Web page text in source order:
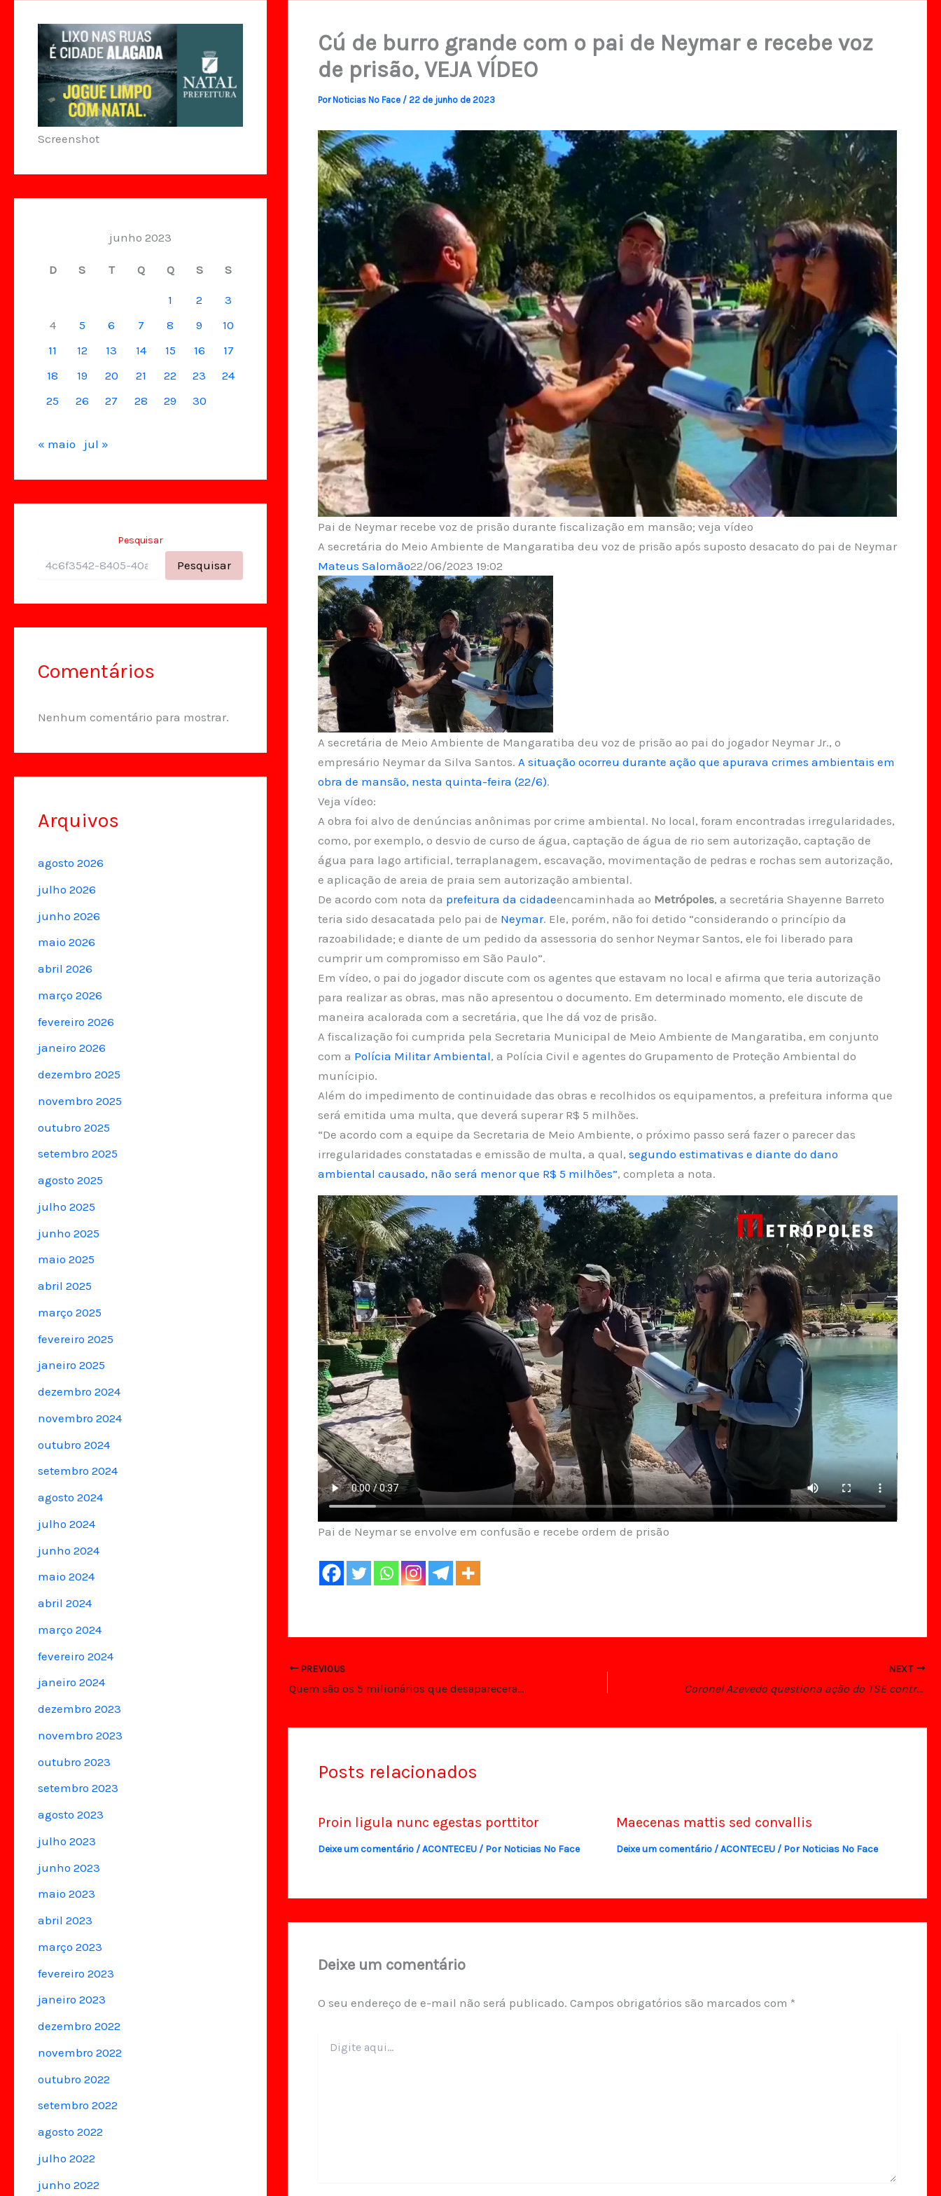
Screenshot
junho 2023
D S T Q Q S S
1 2
3
4
5 6 7 8 9
10
11
12 13 14 15 16
17
18
19 20 21 22 23
24
25
26 27 28 29 30
« maio jul »
Pesquisar
Pesquisar
Comentários
Nenhum comentário para mostrar.
Arquivos
agosto 2026
julho 2026
junho 2026
maio 2026
abril 2026
março 2026
fevereiro 2026
janeiro 2026
dezembro 2025
novembro 2025
outubro 2025
setembro 2025
agosto 2025
julho 2025
junho 2025
maio 2025
abril 2025
março 2025
fevereiro 2025
janeiro 2025
dezembro 2024
novembro 2024
outubro 2024
setembro 2024
agosto 2024
julho 2024
junho 2024
maio 2024
abril 2024
março 2024
fevereiro 2024
janeiro 2024
dezembro 2023
novembro 2023
outubro 2023
setembro 2023
agosto 2023
julho 2023
junho 2023
maio 2023
abril 2023
março 2023
fevereiro 2023
janeiro 2023
dezembro 2022
novembro 2022
outubro 2022
setembro 2022
agosto 2022
julho 2022
junho 2022
Cú de burro grande com o pai de Neymar e recebe voz
de prisão, VEJA VÍDEO
PorNoticias No Face / 22 de junho de 2023
Pai de Neymar recebe voz de prisão durante fiscalização em mansão; veja vídeo
A secretária do Meio Ambiente de Mangaratiba deu voz de prisão após suposto desacato do pai de Neymar
Mateus Salomão22/06/2023 19:02
A secretária de Meio Ambiente de Mangaratiba deu voz de prisão ao pai do jogador Neymar Jr., o
empresário Neymar da Silva Santos. A situação ocorreu durante ação que apurava crimes ambientais em
obra de mansão, nesta quinta-feira (22/6).
Veja vídeo:
A obra foi alvo de denúncias anônimas por crime ambiental. No local, foram encontradas irregularidades,
como, por exemplo, o desvio de curso de água, captação de água de rio sem autorização, captação de
água para lago artificial, terraplanagem, escavação, movimentação de pedras e rochas sem autorização,
e aplicação de areia de praia sem autorização ambiental.
De acordo com nota da prefeitura da cidadeencaminhada ao Metrópoles, a secretária Shayenne Barreto
teria sido desacatada pelo pai de Neymar. Ele, porém, não foi detido “considerando o princípio da
razoabilidade; e diante de um pedido da assessoria do senhor Neymar Santos, ele foi liberado para
cumprir um compromisso em São Paulo”.
Em vídeo, o pai do jogador discute com os agentes que estavam no local e afirma que teria autorização
para realizar as obras, mas não apresentou o documento. Em determinado momento, ele discute de
maneira acalorada com a secretária, que lhe dá voz de prisão.
A fiscalização foi cumprida pela Secretaria Municipal de Meio Ambiente de Mangaratiba, em conjunto
com a Polícia Militar Ambiental, a Polícia Civil e agentes do Grupamento de Proteção Ambiental do
munícipio.
Além do impedimento de continuidade das obras e recolhidos os equipamentos, a prefeitura informa que
será emitida uma multa, que deverá superar R$ 5 milhões.
“De acordo com a equipe da Secretaria de Meio Ambiente, o próximo passo será fazer o parecer das
irregularidades constatadas e emissão de multa, a qual, segundo estimativas e diante do dano
ambiental causado, não será menor que R$ 5 milhões”, completa a nota.
Pai de Neymar se envolve em confusão e recebe ordem de prisão
PREVIOUS
Quem são os 5 milionários que desapareceram no submarino em expedição ao TITANIC
NEXT
Coronel Azevedo questiona ação do TSE contra Bolsonaro
Posts relacionados
Proin ligula nunc egestas porttitor
Deixe um comentário /ACONTECEU/ Por Noticias No Face
Maecenas mattis sed convallis
Deixe um comentário /ACONTECEU / Por Noticias No Face
Deixe um comentário
O seu endereço de e-mail não será publicado. Campos obrigatórios são marcados com *
aqui...